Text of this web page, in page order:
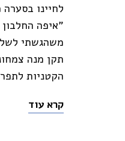
לחיינו
"איפה
משהגשתי
תקן מנה
הקטניות
קרא עוד